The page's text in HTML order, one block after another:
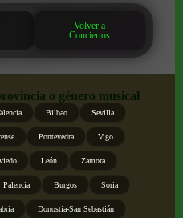
Volver a
Conciertos
o género musical
Bilbao Sevilla
Pontevedra Vigo
León Zamora
Palencia Burgos Soria
Donostia-San Sebastián